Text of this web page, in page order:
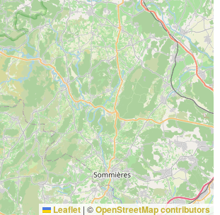
Leaflet | ©OpenStreetMap contributors